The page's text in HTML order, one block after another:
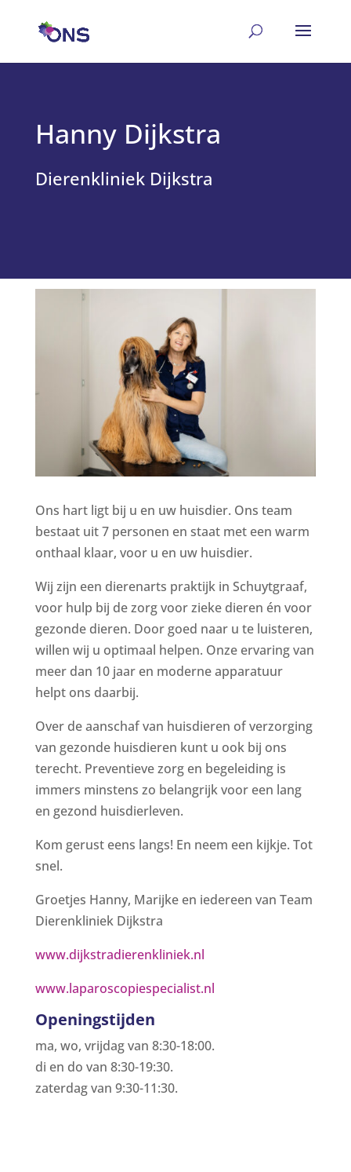
Hanny Dijkstra
Dierenkliniek Dijkstra
Ons hart ligt bij u en uw huisdier. Ons team
bestaat uit 7 personen en staat met een warm
onthaal klaar, voor u en uw huisdier.
Wij zijn een dierenarts praktijk in Schuytgraaf,
voor hulp bij de zorg voor zieke dieren én voor
gezonde dieren. Door goed naar u te luisteren,
willen wij u optimaal helpen. Onze ervaring van
meer dan 10 jaar en moderne apparatuur
helpt ons daarbij.
Over de aanschaf van huisdieren of verzorging
van gezonde huisdieren kunt u ook bij ons
terecht. Preventieve zorg en begeleiding is
immers minstens zo belangrijk voor een lang
en gezond huisdierleven.
Kom gerust eens langs! En neem een kijkje. Tot
snel.
Groetjes Hanny, Marijke en iedereen van Team
Dierenkliniek Dijkstra
www.dijkstradierenkliniek.nl
www.laparoscopiespecialist.nl
Openingstijden
ma, wo, vrijdag van 8:30-18:00.
di en do van 8:30-19:30.
zaterdag van 9:30-11:30.